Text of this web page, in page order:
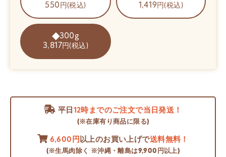
550 円(税込)
1,419円(税込)
300g
3,817 円(税込)
平日 12時までのご注文で当日発送！
(※在庫有り商品に限る)
6,600円 以上のお買い上げで送料無料！
(※生馬肉除く ※沖縄・離島は9,900円以上)